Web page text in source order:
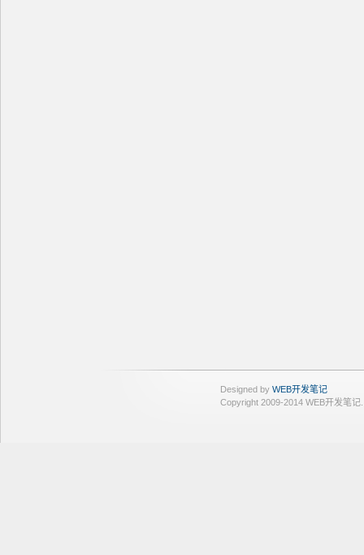
Designed by WEB开发笔记
Copyright 2009-2014 WEB开发笔